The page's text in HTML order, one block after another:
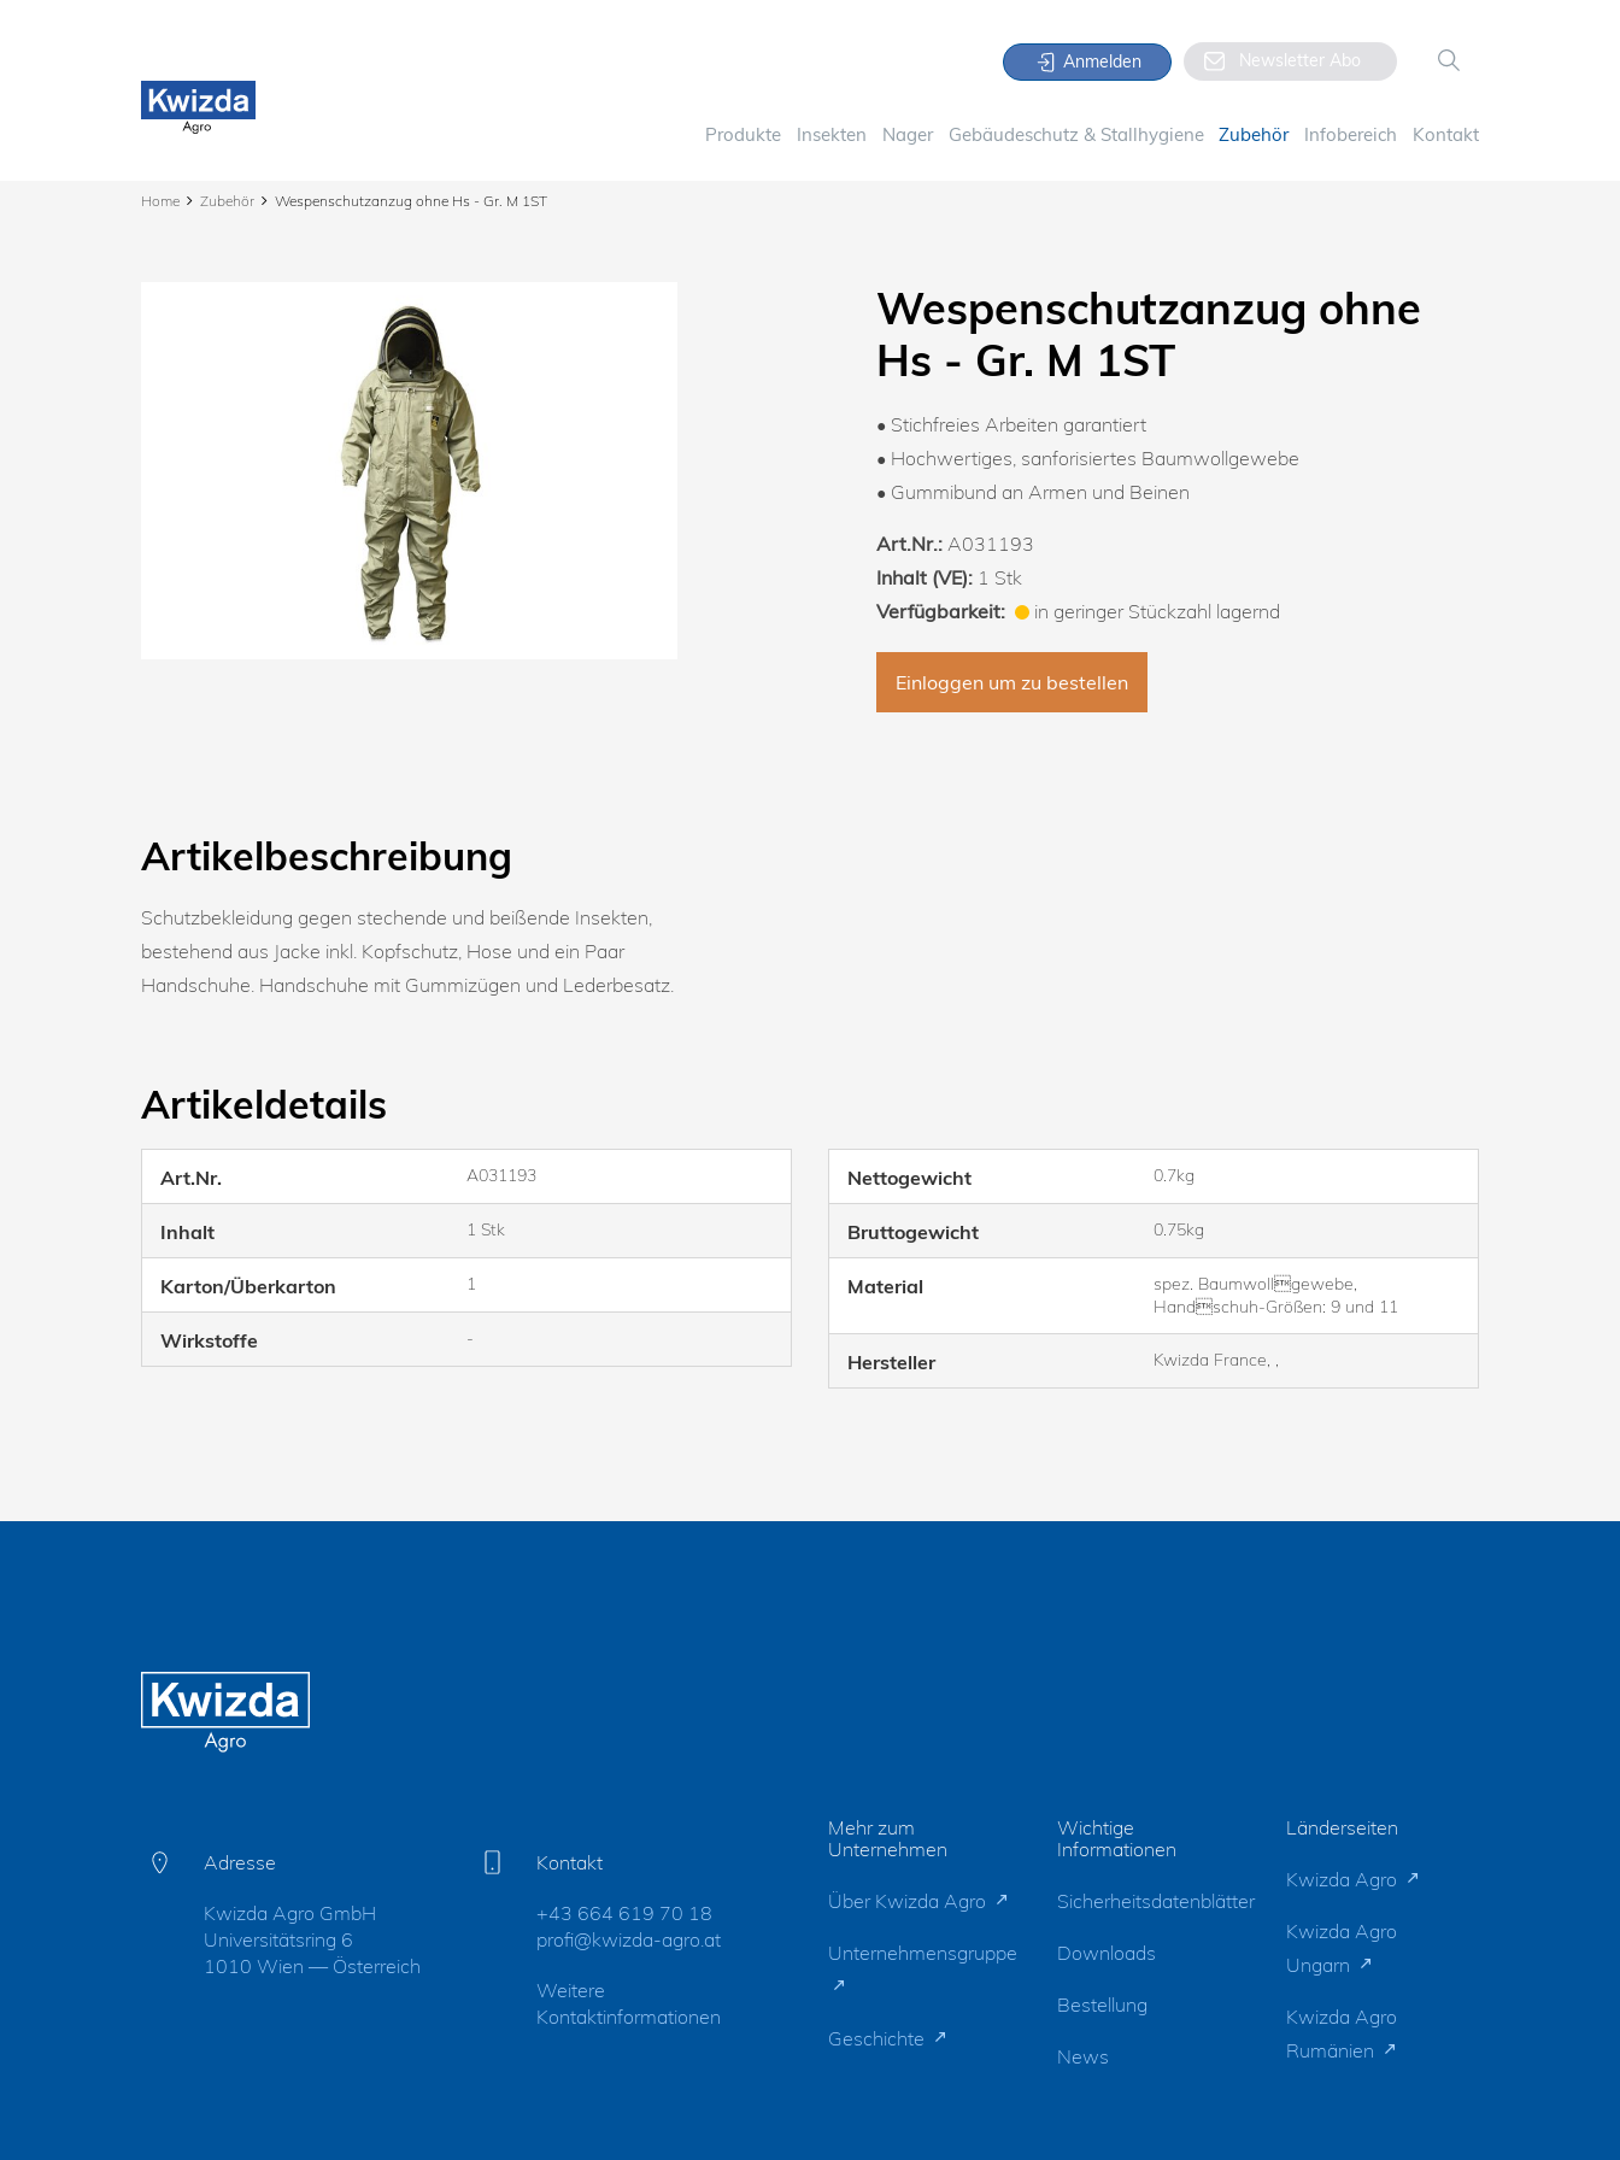
Anmelden Newsletter Abo
Produkte Insekten Nager Gebäudeschutz & Stallhygiene Zubehör Infobereich Kontakt
Home Zubehör Wespenschutzanzug ohne Hs - Gr. M 1ST
Wespenschutzanzug ohne
Hs - Gr. M 1ST
• Stichfreies Arbeiten garantiert
• Hochwertiges, sanforisiertes Baumwollgewebe
• Gummibund an Armen und Beinen
Art.Nr.: A031193
Inhalt (VE): 1 Stk
Verfügbarkeit:
in geringer Stückzahl lagernd
Einloggen um zu bestellen
Artikelbeschreibung
Schutzbekleidung gegen stechende und beißende Insekten,
bestehend aus Jacke inkl. Kopfschutz, Hose und ein Paar
Handschuhe. Handschuhe mit Gummizügen und Lederbesatz.
Artikeldetails
Art.Nr. A031193
Inhalt 1 Stk
Karton/Überkarton 1
Wirkstoffe -
Nettogewicht 0.7kg
Bruttogewicht 0.75kg
Material
spez. Baumwollgewebe,
Handschuh-Größen: 9 und 11
Hersteller Kwizda France, ,
Adresse
Kwizda Agro GmbH
Universitätsring 6
1010 Wien — Österreich
Kontakt
+43 664 619 70 18
profi@kwizda-agro.at
Weitere
Kontaktinformationen
Mehr zum
Unternehmen
Über Kwizda Agro
Unternehmensgruppe
Geschichte
Wichtige
Informationen
Sicherheitsdatenblätter
Downloads
Bestellung
News
Länderseiten
Kwizda Agro
Kwizda Agro
Ungarn
Kwizda Agro
Rumänien